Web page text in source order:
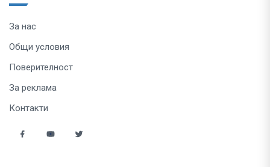
За нас
Общи условия
Поверителност
За реклама
Контакти